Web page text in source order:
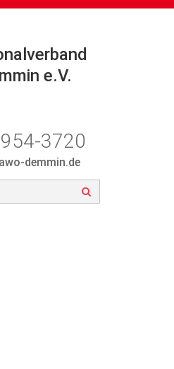
e.V.
3720
demmin.de